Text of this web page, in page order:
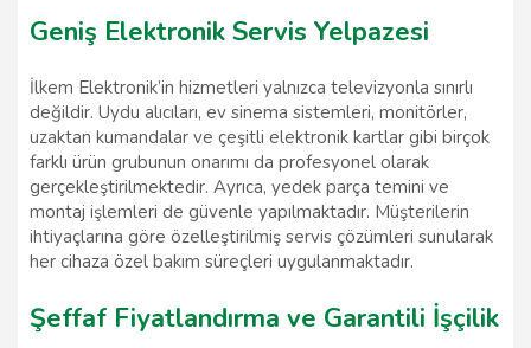
Geniş Elektronik Servis Yelpazesi
İlkem Elektronik’in hizmetleri yalnızca televizyonla sınırlı
değildir. Uydu alıcıları, ev sinema sistemleri, monitörler,
uzaktan kumandalar ve çeşitli elektronik kartlar gibi birçok
farklı ürün grubunun onarımı da profesyonel olarak
gerçekleştirilmektedir. Ayrıca, yedek parça temini ve
montaj işlemleri de güvenle yapılmaktadır. Müşterilerin
ihtiyaçlarına göre özelleştirilmiş servis çözümleri sunularak
her cihaza özel bakım süreçleri uygulanmaktadır.
Şeffaf Fiyatlandırma ve Garantili İşçilik